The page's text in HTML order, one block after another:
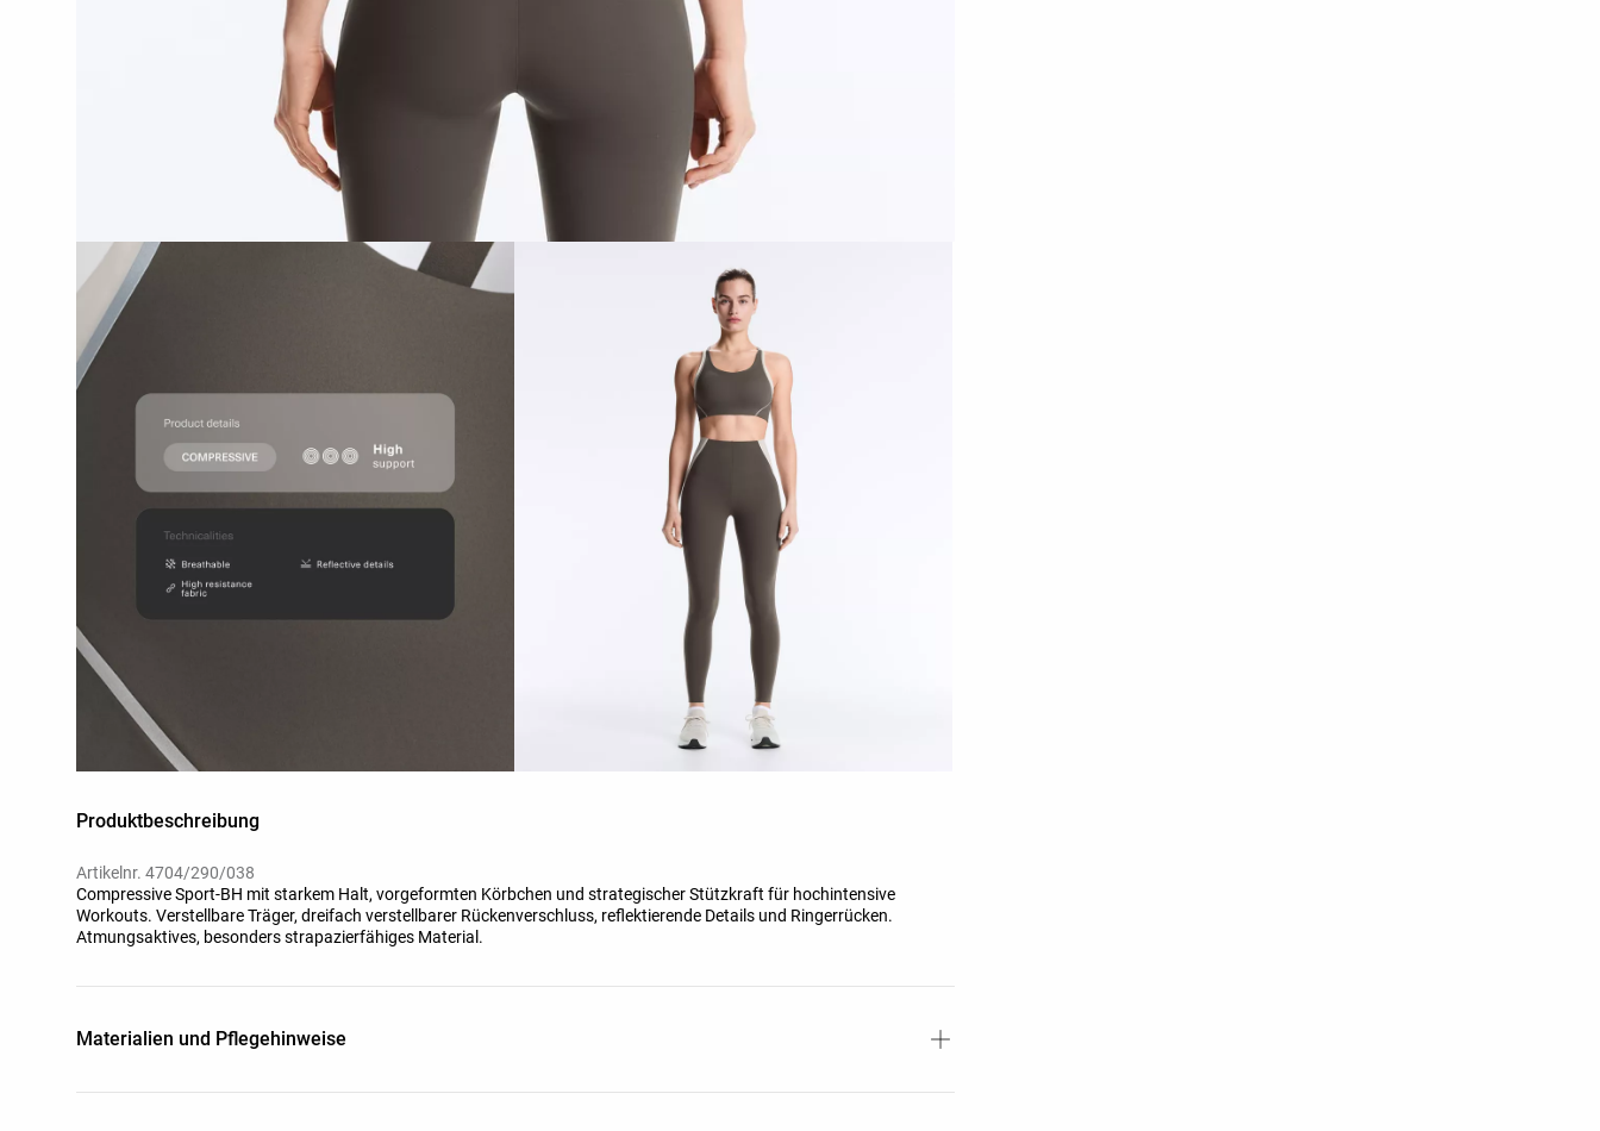
Produktbeschreibung
Artikelnr. 4704/290/038
Compressive Sport-BH mit starkem Halt, vorgeformten Körbchen und strategischer Stützkraft für hochintensive
Workouts. Verstellbare Träger, dreifach verstellbarer Rückenverschluss, reflektierende Details und Ringerrücken.
Atmungsaktives, besonders strapazierfähiges Material.
Materialien und Pflegehinweise